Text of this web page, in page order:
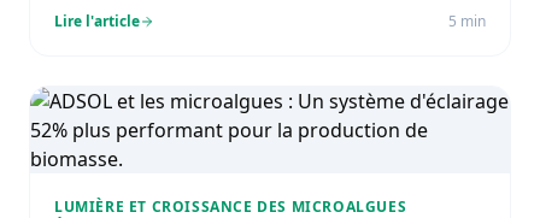
Lire l'article 5 min
LUMIÈRE ET CROISSANCE DES MICROALGUES